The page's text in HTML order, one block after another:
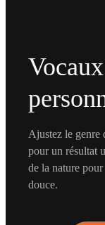
Ajustez le genre
pour un résultat
de la nature
douce.